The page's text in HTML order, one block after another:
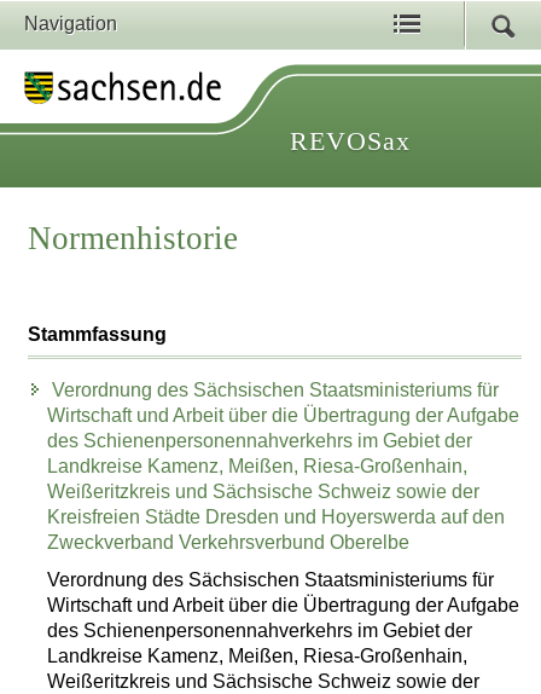
Navigation
REVOSax
Normenhistorie
Stammfassung
Verordnung des Sächsischen Staatsministeriums für
Wirtschaft und Arbeit über die Übertragung der Aufgabe
des Schienenpersonennahverkehrs im Gebiet der
Landkreise Kamenz, Meißen, Riesa-Großenhain,
Weißeritzkreis und Sächsische Schweiz sowie der
Kreisfreien Städte Dresden und Hoyerswerda auf den
Zweckverband Verkehrsverbund Oberelbe
Verordnung des Sächsischen Staatsministeriums für
Wirtschaft und Arbeit über die Übertragung der Aufgabe
des Schienenpersonennahverkehrs im Gebiet der
Landkreise Kamenz, Meißen, Riesa-Großenhain,
Weißeritzkreis und Sächsische Schweiz sowie der